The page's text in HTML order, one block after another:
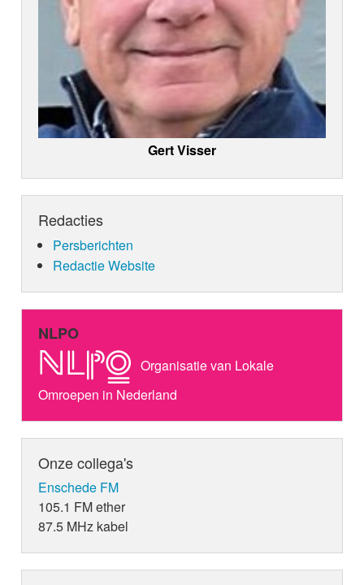
Gert Visser
Redacties
Persberichten
Redactie Website
NLPO
Organisatie van Lokale
Omroepen in Nederland
Onze collega's
Enschede FM
105.1 FM ether
87.5 MHz kabel